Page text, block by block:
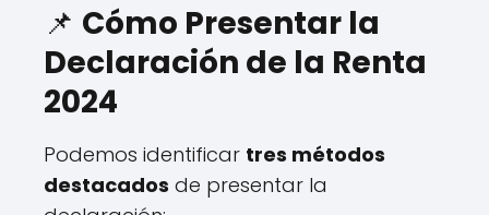
📌 Cómo Presentar la
Declaración de la Renta
2024
Podemos identificar tres métodos
destacados de presentar la